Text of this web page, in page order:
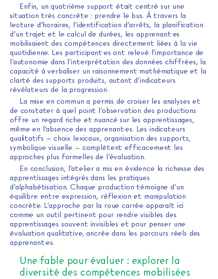
Enfin, un quatrième support était centré sur une
situation très concrète : prendre le bus. À travers la
lecture d’horaires, l’identification d’arrêts, la planification
d’un trajet et le calcul de durées, les apprenant·es
mobilisaient des compétences directement liées à la vie
quotidienne. Les participant·es ont relevé l’importance de
l’autonomie dans l’interprétation des données chiffrées, la
capacité à verbaliser un raisonnement mathématique et la
clarté des supports produits, autant d’indicateurs
révélateurs de la progression.
La mise en commun a permis de croiser les analyses et
de constater à quel point l’observation des productions
offre un regard riche et nuancé sur les apprentissages,
même en l’absence des apprenant·es. Les indicateurs
qualitatifs – choix lexicaux, organisation des supports,
symbolique visuelle – complètent efficacement les
approches plus formelles de l’évaluation.
En conclusion, l’atelier a mis en évidence la richesse des
apprentissages intégrés dans les pratiques
d’alphabétisation. Chaque production témoigne d’un
équilibre entre expression, réflexion et manipulation
concrète. L’approche par la roue carrée apparaît ici
comme un outil pertinent pour rendre visibles des
apprentissages souvent invisibles et pour penser une
évaluation qualitative, ancrée dans les parcours réels des
apprenant·es.
Une fable pour évaluer : explorer la
diversité des compétences mobilisées